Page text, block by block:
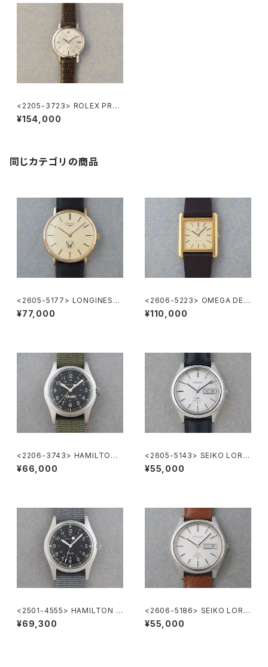
<2205-3723> ROLEX PREC
ISION
¥154,000
同じカテゴリの商品
<2605-5177> LONGINES
”大正製薬”
¥77,000
<2606-5223> OMEGA DE V
ILLE
¥110,000
<2206-3743> HAMILTON
Khaki
¥66,000
<2605-5143> SEIKO LORD
MATIC
¥55,000
<2501-4555> HAMILTON K
haki
¥69,300
<2606-5186> SEIKO LORD
MATIC
¥55,000